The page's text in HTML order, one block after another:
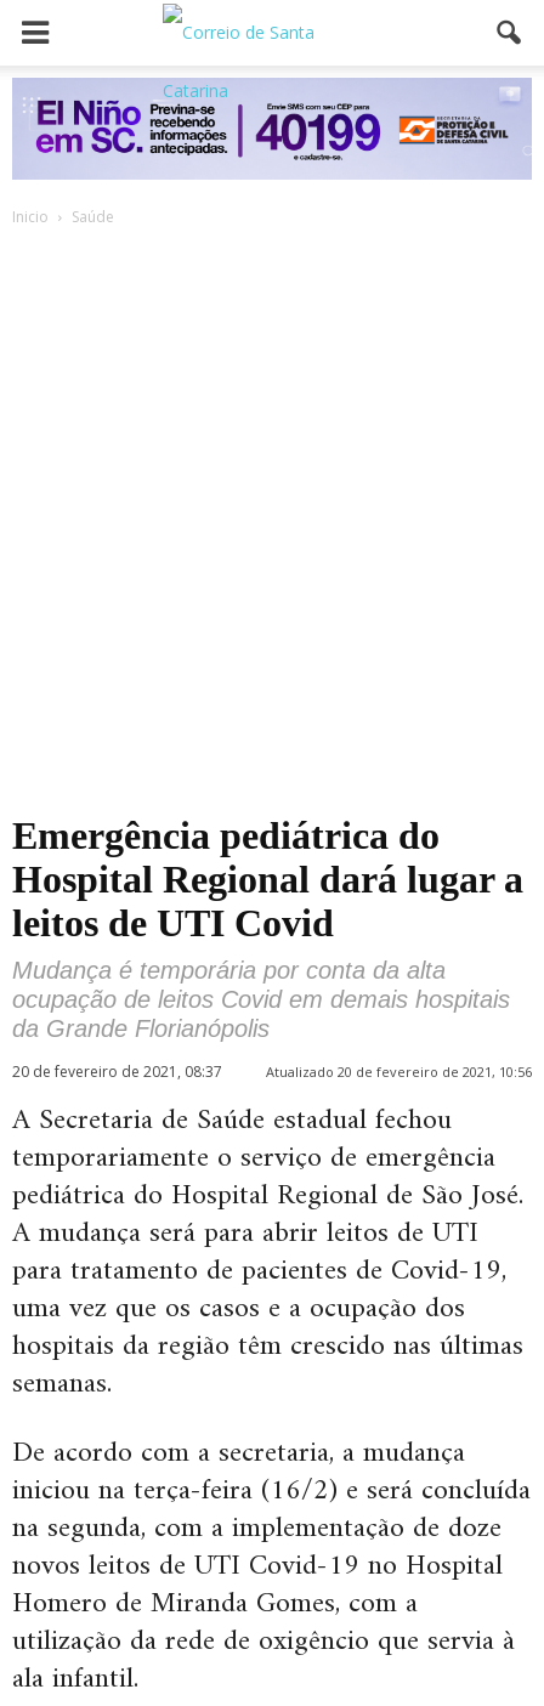
Inicio Saúde
Emergência pediátrica do
Hospital Regional dará lugar a
leitos de UTI Covid
Mudança é temporária por conta da alta
ocupação de leitos Covid em demais hospitais
da Grande Florianópolis
20 de fevereiro de 2021, 08:37 Atualizado 20 de fevereiro de 2021, 10:56
A Secretaria de Saúde estadual fechou
temporariamente o serviço de emergência
pediátrica do Hospital Regional de São José.
A mudança será para abrir leitos de UTI
para tratamento de pacientes de Covid-19,
uma vez que os casos e a ocupação dos
hospitais da região têm crescido nas últimas
semanas.
De acordo com a secretaria, a mudança
iniciou na terça-feira (16/2) e será concluída
na segunda, com a implementação de doze
novos leitos de UTI Covid-19 no Hospital
Homero de Miranda Gomes, com a
utilização da rede de oxigêncio que servia à
ala infantil.